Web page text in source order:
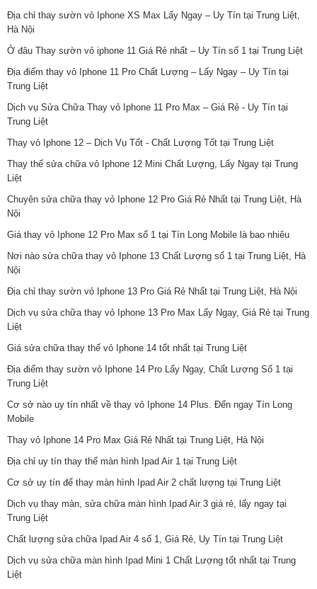
Địa chỉ thay sườn vỏ Iphone XS Max Lấy Ngay – Uy Tín tại Trung Liệt,
Hà Nội
Ở đâu Thay sườn vỏ iphone 11 Giá Rẻ nhất – Uy Tín số 1 tại Trung Liệt
Địa điểm thay vỏ Iphone 11 Pro Chất Lượng – Lấy Ngay – Uy Tín tại
Trung Liệt
Dịch vụ Sửa Chữa Thay vỏ Iphone 11 Pro Max – Giá Rẻ - Uy Tín tại
Trung Liệt
Thay vỏ Iphone 12 – Dịch Vụ Tốt - Chất Lượng Tốt tại Trung Liệt
Thay thế sửa chữa vỏ Iphone 12 Mini Chất Lượng, Lấy Ngay tại Trung
Liệt
Chuyên sửa chữa thay vỏ Iphone 12 Pro Giá Rẻ Nhất tại Trung Liệt, Hà
Nội
Giá thay vỏ Iphone 12 Pro Max số 1 tại Tín Long Mobile là bao nhiêu
Nơi nào sửa chữa thay vỏ Iphone 13 Chất Lượng số 1 tại Trung Liệt, Hà
Nội
Địa chỉ thay sườn vỏ Iphone 13 Pro Giá Rẻ Nhất tại Trung Liệt, Hà Nội
Dịch vụ sửa chữa thay vỏ Iphone 13 Pro Max Lấy Ngay, Giá Rẻ tại Trung
Liệt
Giá sửa chữa thay thế vỏ Iphone 14 tốt nhất tại Trung Liệt
Địa điểm thay sườn vỏ Iphone 14 Pro Lấy Ngay, Chất Lượng Số 1 tại
Trung Liệt
Cơ sở nào uy tín nhất về thay vỏ Iphone 14 Plus. Đến ngay Tín Long
Mobile
Thay vỏ Iphone 14 Pro Max Giá Rẻ Nhất tại Trung Liệt, Hà Nội
Địa chỉ uy tín thay thế màn hình Ipad Air 1 tại Trung Liệt
Cơ sở uy tín để thay màn hình Ipad Air 2 chất lượng tại Trung Liệt
Dịch vụ thay màn, sửa chữa màn hình Ipad Air 3 giá rẻ, lấy ngay tại
Trung Liệt
Chất lượng sửa chữa Ipad Air 4 số 1, Giá Rẻ, Uy Tín tại Trung Liệt
Dịch vụ sửa chữa màn hình Ipad Mini 1 Chất Lượng tốt nhất tại Trung
Liệt